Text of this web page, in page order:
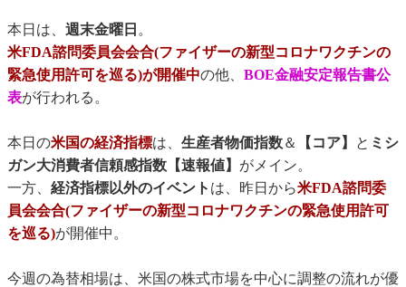
本日は、 週末金曜日 。
米FDA諮問委員会会合(ファイザーの新型コロナワクチンの
緊急使用許可を巡る)が開催中の他、 BOE金融安定報告書公
表が行われる。
本日の米国の経済指標は、 生産者物価指数＆ 【コア】 と ミシ
ガン大消費者信頼感指数【速報値】 がメイン。
一方、 経済指標以外のイベント は、昨日から米FDA諮問委
員会会合(ファイザーの新型コロナワクチンの緊急使用許可
を巡る)が開催中。
今週の為替相場は、米国の株式市場を中心に調整の流れが優